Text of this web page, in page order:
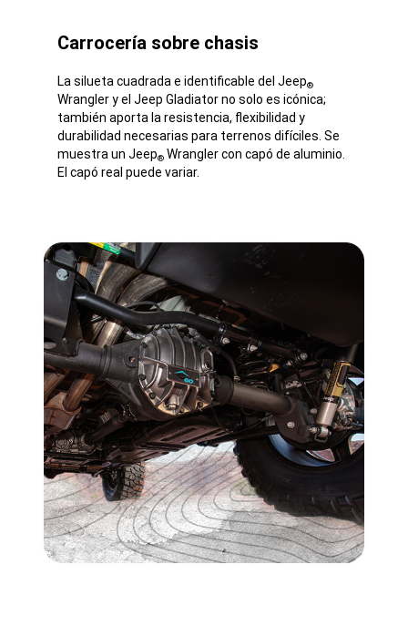
Carrocería sobre chasis
La silueta cuadrada e identificable del Jeep®
Wrangler y el Jeep Gladiator no solo es icónica;
también aporta la resistencia, flexibilidad y
durabilidad necesarias para terrenos difíciles. Se
muestra un Jeep®Wrangler con capó de aluminio.
El capó real puede variar.